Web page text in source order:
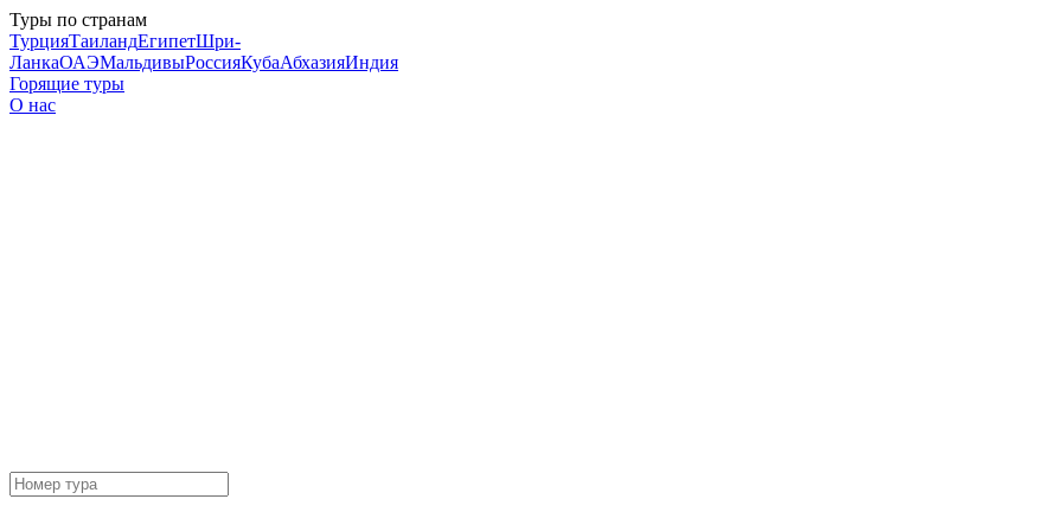
Туры по странам
ТурцияТаиландЕгипетШри-
ЛанкаОАЭМальдивыРоссияКубаАбхазияИндия
Горящие туры
О нас